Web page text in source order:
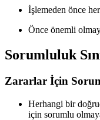
İşlemeden önce
Önce önemli
Sorumluluk
Zararlar İçin
Herhangi bir
için sorumlu